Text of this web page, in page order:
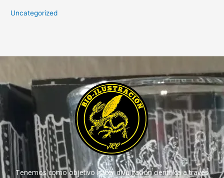
Uncategorized
Tenemos como objetivo hacer divulgación científica a través